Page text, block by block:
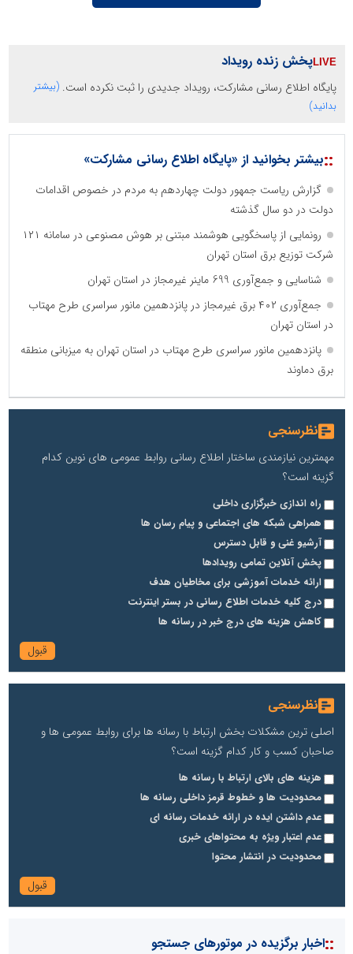
پخش زنده رویداد
پایگاه اطلاع رسانی مشارکت، رویداد جدیدی را ثبت نکرده است. (بیشتر
بدانید)
::بیشتر بخوانید از «پایگاه اطلاع رسانی مشارکت»
گزارش ریاست جمهور دولت چهاردهم به مردم در خصوص اقدامات
دولت در دو سال گذشته
رونمایی از پاسخگویی هوشمند مبتنی بر هوش مصنوعی در سامانه ۱۲۱
شرکت توزیع برق استان تهران
شناسایی و جمع‌آوری 699 ماینر غیرمجاز در استان تهران
جمع‌آوری ۴۰۲ برق غیرمجاز در پانزدهمین مانور سراسری طرح مهتاب
در استان تهران
پانزدهمین مانور سراسری طرح مهتاب در استان تهران به میزبانی منطقه
برق دماوند
نظرسنجی
مهمترین نیازمندی ساختار اطلاع رسانی روابط عمومی های نوین کدام
گزینه است؟
راه اندازی خبرگزاری داخلی
همراهی شبکه های اجتماعی و پیام رسان ها
آرشیو غنی و قابل دسترس
پخش آنلاین تمامی رویدادها
ارائه خدمات آموزشی برای مخاطیان هدف
درج کلیه خدمات اطلاع رسانی در بستر اینترنت
کاهش هزینه های درج خبر در رسانه ها
نظرسنجی
اصلی ترین مشکلات بخش ارتباط با رسانه ها برای روابط عمومی ها و
صاحبان کسب و کار کدام گزینه است؟
هزینه های بالای ارتباط با رسانه ها
محدودیت ها و خطوط قرمز داخلی رسانه ها
عدم داشتن ایده در ارائه خدمات رسانه ای
عدم اعتبار ویژه به محتواهای خبری
محدودیت در انتشار محتوا
::اخبار برگزیده در موتورهای جستجو